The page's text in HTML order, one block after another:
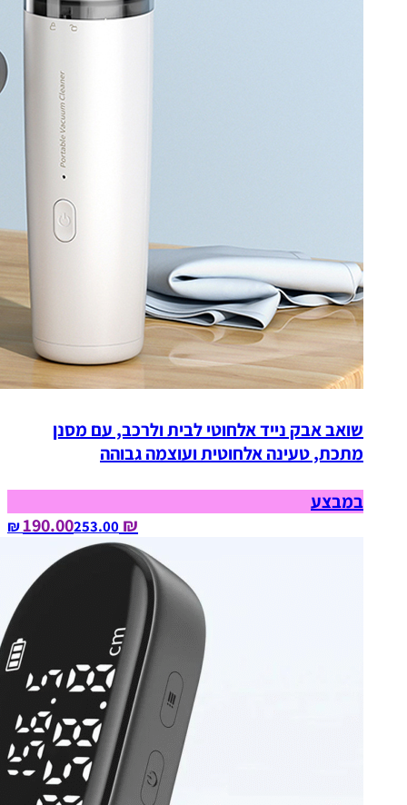
שואב אבק נייד אלחוטי לבית ולרכב, עם מסנן
מתכת, טעינה אלחוטית ועוצמה גבוהה
במבצע
₪ 190.00
253.00‏ ₪